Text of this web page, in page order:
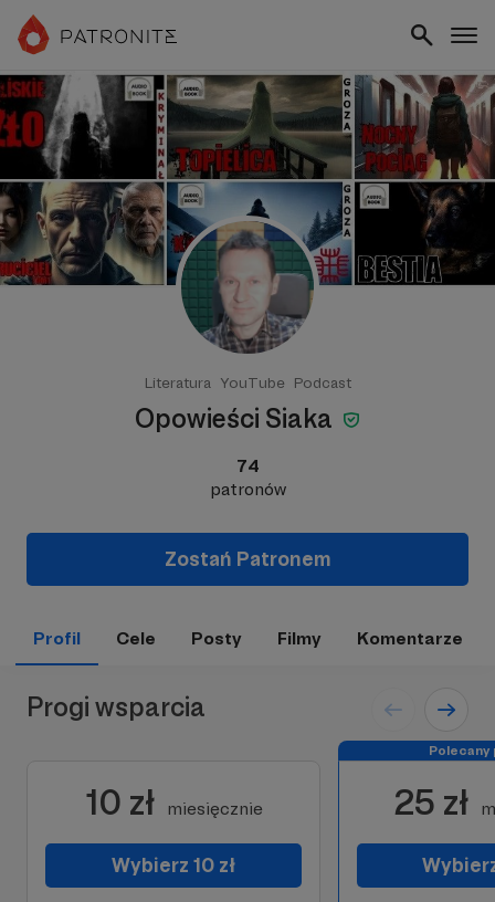
Literatura YouTube Podcast
Opowieści Siaka
74
patronów
Zostań Patronem
Profil Cele Posty Filmy Komentarze
Progi wsparcia
10 zł miesięcznie
Wybierz 10 zł
Polecany
25 zł